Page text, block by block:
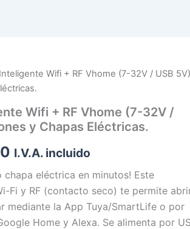
Wifi + RF Vhome (7-32V / USB 5V)
Wifi + RF Vhome (7-32V /
y Chapas Eléctricas.
El
actual
es:
$12.990.
I.V.A. incluido
eléctrica en minutos! Este
Fi y RF (contacto seco) te permite
mediante la App Tuya/SmartLife o por
Home y Alexa. Se alimenta por